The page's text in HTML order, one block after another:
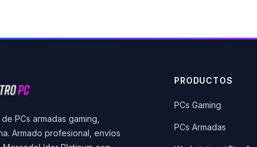
PCs armadas gaming,
Armado profesional, envíos
PRODUCTOS
PCs Gaming
PCs Armadas